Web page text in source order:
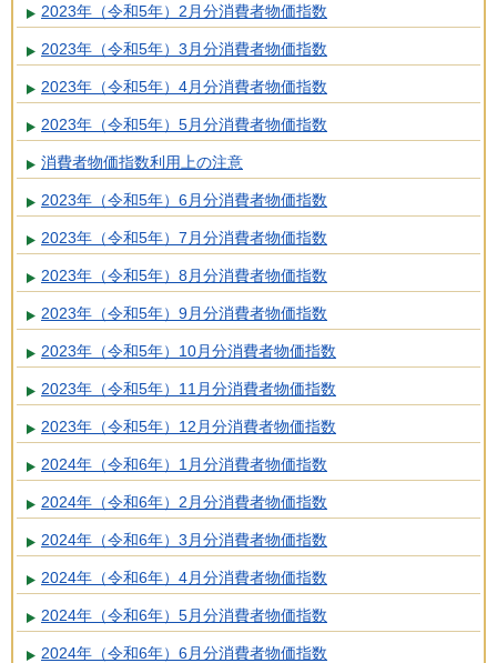
2023年（令和5年）2月分消費者物価指数
2023年（令和5年）3月分消費者物価指数
2023年（令和5年）4月分消費者物価指数
2023年（令和5年）5月分消費者物価指数
消費者物価指数利用上の注意
2023年（令和5年）6月分消費者物価指数
2023年（令和5年）7月分消費者物価指数
2023年（令和5年）8月分消費者物価指数
2023年（令和5年）9月分消費者物価指数
2023年（令和5年）10月分消費者物価指数
2023年（令和5年）11月分消費者物価指数
2023年（令和5年）12月分消費者物価指数
2024年（令和6年）1月分消費者物価指数
2024年（令和6年）2月分消費者物価指数
2024年（令和6年）3月分消費者物価指数
2024年（令和6年）4月分消費者物価指数
2024年（令和6年）5月分消費者物価指数
2024年（令和6年）6月分消費者物価指数